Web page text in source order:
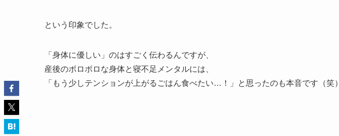
という印象でした。
「身体に優しい」のはすごく伝わるんですが、
産後のボロボロな身体と寝不足メンタルには、
「もう少しテンションが上がるごはん食べたい…！」と思ったのも本音です（笑）